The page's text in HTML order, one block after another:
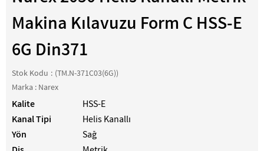
Makina Kılavuzu Form C HSS-E
6G Din371
Stok Kodu
(TM.N-371C03(6G))
Marka :Narex
Kalite
HSS-E
Kanal Tipi
Helis Kanallı
Yön
Sağ